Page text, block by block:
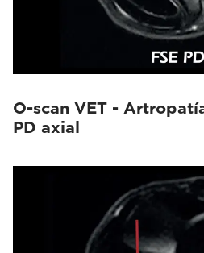
O-scan VET -
PD axial